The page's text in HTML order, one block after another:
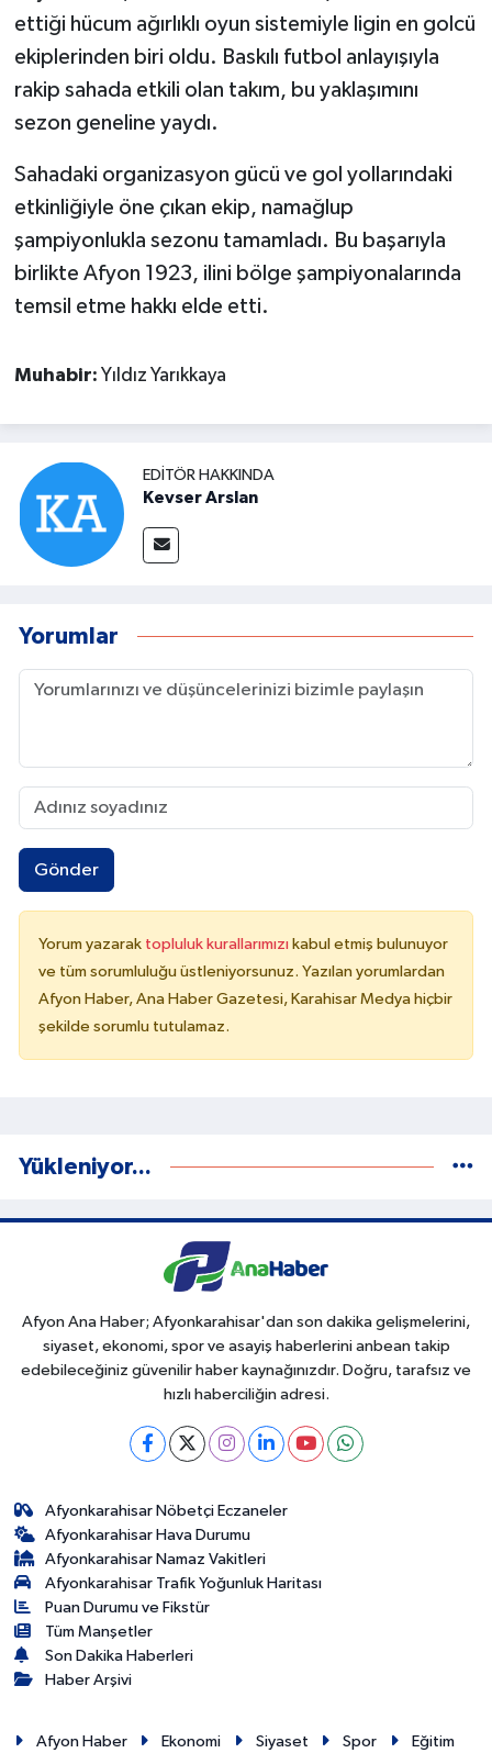
ettiği hücum ağırlıklı oyun sistemiyle ligin en golcü
ekiplerinden biri oldu. Baskılı futbol anlayışıyla
rakip sahada etkili olan takım, bu yaklaşımını
sezon geneline yaydı.
Sahadaki organizasyon gücü ve gol yollarındaki
etkinliğiyle öne çıkan ekip, namağlup
şampiyonlukla sezonu tamamladı. Bu başarıyla
birlikte Afyon 1923, ilini bölge şampiyonalarında
temsil etme hakkı elde etti.
Muhabir: Yıldız Yarıkkaya
EDITÖR HAKKINDA
Kevser Arslan
Yorumlar
Gönder
Yorum yazarak topluluk kurallarımızı kabul etmiş bulunuyor
ve tüm sorumluluğu üstleniyorsunuz. Yazılan yorumlardan
Afyon Haber, Ana Haber Gazetesi, Karahisar Medya hiçbir
şekilde sorumlu tutulamaz.
Yükleniyor...
Afyon Ana Haber; Afyonkarahisar'dan son dakika gelişmelerini,
siyaset, ekonomi, spor ve asayiş haberlerini anbean takip
edebileceğiniz güvenilir haber kaynağınızdır. Doğru, tarafsız ve
hızlı haberciliğin adresi.
Afyonkarahisar Nöbetçi Eczaneler
Afyonkarahisar Hava Durumu
Afyonkarahisar Namaz Vakitleri
Afyonkarahisar Trafik Yoğunluk Haritası
Puan Durumu ve Fikstür
Tüm Manşetler
Son Dakika Haberleri
Haber Arşivi
Afyon Haber Ekonomi Siyaset Spor Eğitim